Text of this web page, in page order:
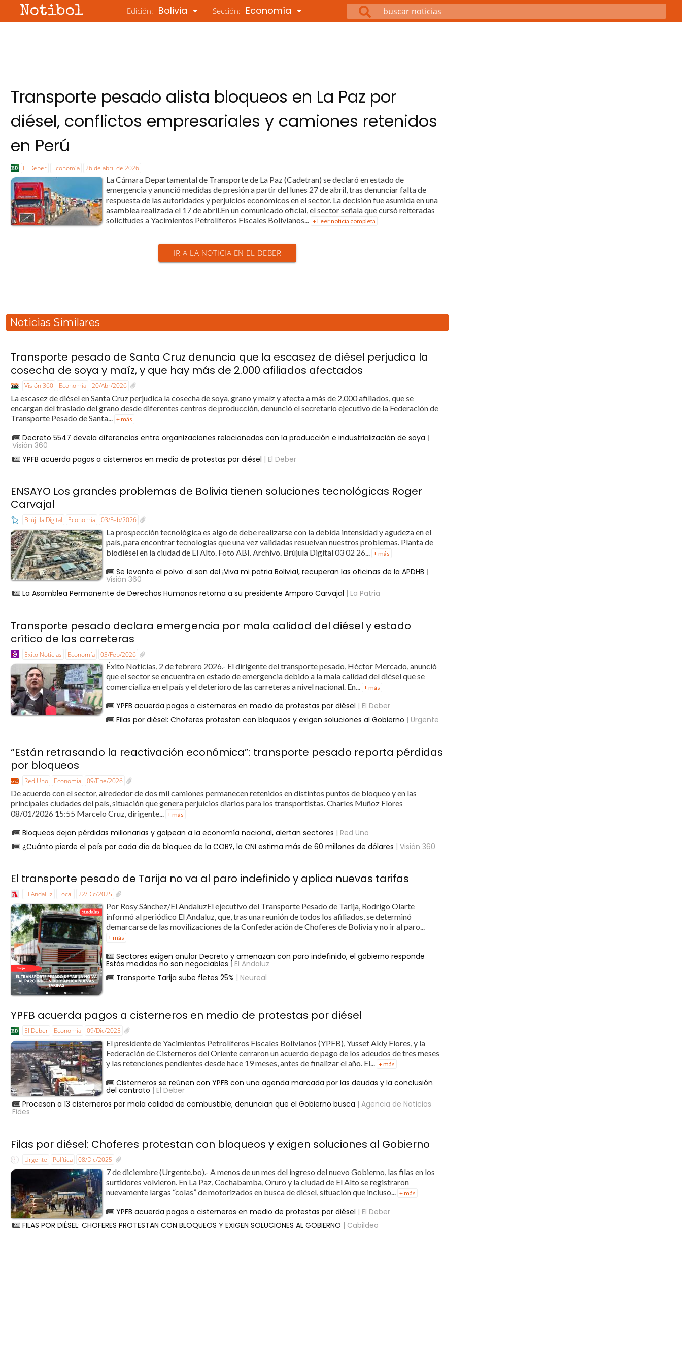
Notibol Edición: Bolivia Sección: Economía
Transporte pesado alista bloqueos en La Paz por
diésel, conflictos empresariales y camiones retenidos
en Perú
El Deber Economía 26 de abril de 2026
La Cámara Departamental de Transporte de La Paz (Cadetran) se declaró en estado de
emergencia y anunció medidas de presión a partir del lunes 27 de abril, tras denunciar falta de
respuesta de las autoridades y perjuicios económicos en el sector. La decisión fue asumida en una
asamblea realizada el 17 de abril.En un comunicado oficial, el sector señala que cursó reiteradas
solicitudes a Yacimientos Petrolíferos Fiscales Bolivianos... + Leer noticia completa
IR A LA NOTICIA EN EL DEBER
Noticias Similares
Transporte pesado de Santa Cruz denuncia que la escasez de diésel perjudica la
cosecha de soya y maíz, y que hay más de 2.000 afiliados afectados
Visión 360 Economía 20/Abr/2026
La escasez de diésel en Santa Cruz perjudica la cosecha de soya, grano y maíz y afecta a más de 2.000 afiliados, que se
encargan del traslado del grano desde diferentes centros de producción, denunció el secretario ejecutivo de la Federación de
Transporte Pesado de Santa...
+ más
Decreto 5547 devela diferencias entre organizaciones relacionadas con la producción e industrialización de soya |
Visión 360
YPFB acuerda pagos a cisterneros en medio de protestas por diésel | El Deber
ENSAYO Los grandes problemas de Bolivia tienen soluciones tecnológicas Roger
Carvajal
Brújula Digital Economía 03/Feb/2026
La prospección tecnológica es algo de debe realizarse con la debida intensidad y agudeza en el
país, para encontrar tecnologías que una vez validadas resuelvan nuestros problemas. Planta de
biodièsel en la ciudad de El Alto. Foto ABI. Archivo. Brújula Digital 03 02 26... + más
Se levanta el polvo: al son del ¡Viva mi patria Bolivia!, recuperan las oficinas de la APDHB |
Visión 360
La Asamblea Permanente de Derechos Humanos retorna a su presidente Amparo Carvajal | La Patria
Transporte pesado declara emergencia por mala calidad del diésel y estado
crítico de las carreteras
Éxito Noticias Economía 03/Feb/2026
Éxito Noticias, 2 de febrero 2026.- El dirigente del transporte pesado, Héctor Mercado, anunció
que el sector se encuentra en estado de emergencia debido a la mala calidad del diésel que se
comercializa en el país y el deterioro de las carreteras a nivel nacional. En... + más
YPFB acuerda pagos a cisterneros en medio de protestas por diésel | El Deber
Filas por diésel: Choferes protestan con bloqueos y exigen soluciones al Gobierno | Urgente
“Están retrasando la reactivación económica”: transporte pesado reporta pérdidas
por bloqueos
Red Uno Economía 09/Ene/2026
De acuerdo con el sector, alrededor de dos mil camiones permanecen retenidos en distintos puntos de bloqueo y en las
principales ciudades del país, situación que genera perjuicios diarios para los transportistas. Charles Muñoz Flores
08/01/2026 15:55 Marcelo Cruz, dirigente...
+ más
Bloqueos dejan pérdidas millonarias y golpean a la economía nacional, alertan sectores | Red Uno
¿Cuánto pierde el país por cada día de bloqueo de la COB?, la CNI estima más de 60 millones de dólares | Visión 360
El transporte pesado de Tarija no va al paro indefinido y aplica nuevas tarifas
El Andaluz Local 22/Dic/2025
Por Rosy Sánchez/El AndaluzEl ejecutivo del Transporte Pesado de Tarija, Rodrigo Olarte
informó al periódico El Andaluz, que, tras una reunión de todos los afiliados, se determinó
demarcarse de las movilizaciones de la Confederación de Choferes de Bolivia y no ir al paro...
+ más
Sectores exigen anular Decreto y amenazan con paro indefinido, el gobierno responde
Estás medidas no son negociables | El Andaluz
Transporte Tarija sube fletes 25% | Neureal
YPFB acuerda pagos a cisterneros en medio de protestas por diésel
El Deber Economía 09/Dic/2025
El presidente de Yacimientos Petrolíferos Fiscales Bolivianos (YPFB), Yussef Akly Flores, y la
Federación de Cisterneros del Oriente cerraron un acuerdo de pago de los adeudos de tres meses
y las retenciones pendientes desde hace 19 meses, antes de finalizar el año. El... + más
Cisterneros se reúnen con YPFB con una agenda marcada por las deudas y la conclusión
del contrato | El Deber
Procesan a 13 cisterneros por mala calidad de combustible; denuncian que el Gobierno busca | Agencia de Noticias
Fides
Filas por diésel: Choferes protestan con bloqueos y exigen soluciones al Gobierno
Urgente Política 08/Dic/2025
7 de diciembre (Urgente.bo).- A menos de un mes del ingreso del nuevo Gobierno, las filas en los
surtidores volvieron. En La Paz, Cochabamba, Oruro y la ciudad de El Alto se registraron
nuevamente largas “colas” de motorizados en busca de diésel, situación que incluso...
+ más
YPFB acuerda pagos a cisterneros en medio de protestas por diésel | El Deber
FILAS POR DIÉSEL: CHOFERES PROTESTAN CON BLOQUEOS Y EXIGEN SOLUCIONES AL GOBIERNO | Cabildeo